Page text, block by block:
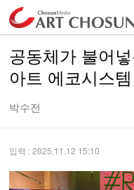
공동체가 불어
아트 에코시스
박수전
입력 : 2025.11.12 15:10